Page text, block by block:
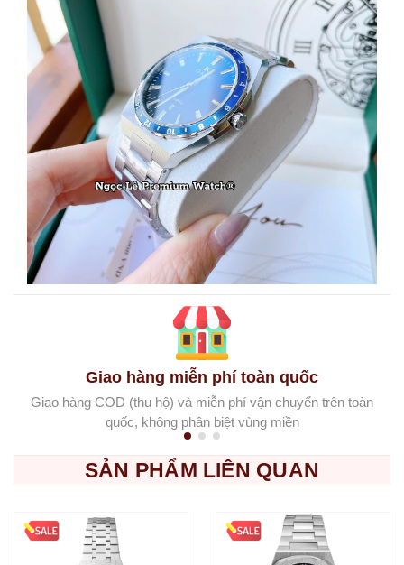
Giao hàng miễn phí toàn quốc
Giao hàng COD (thu hộ) và miễn phí vận chuyển trên toàn
quốc, không phân biệt vùng miền
SẢN PHẨM LIÊN QUAN